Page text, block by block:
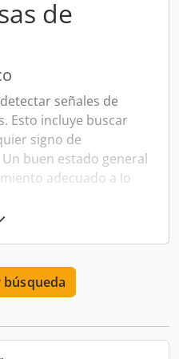
de
señales de
Esto incluye buscar
signo de
buen estado general
adecuado a lo
la máquina bajo
de trabajo habitual.
cual es esencial para la
búsqueda